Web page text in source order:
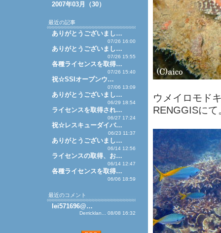
ウメイロモド
RENGGISにて
2007年03月（30）
最近の記事
ありがとうございまし…
07/26 16:00
ありがとうございまし…
07/26 15:55
各種ライセンスを取得…
07/26 15:40
祝☆SSIオープンウ…
07/06 13:09
ありがとうございまし…
06/29 18:54
ライセンスを取得され…
06/27 17:24
祝☆レスキューダイバ…
06/23 11:37
ありがとうございまし…
06/14 12:56
ライセンスの取得、お…
06/14 12:47
各種ライセンスを取得…
06/06 18:59
最近のコメント
lei571696@…
Derricklan... 08/08 16:32